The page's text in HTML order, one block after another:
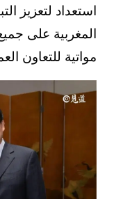
استعداد لتعزيز
المغربية على
مواتية للتعاون